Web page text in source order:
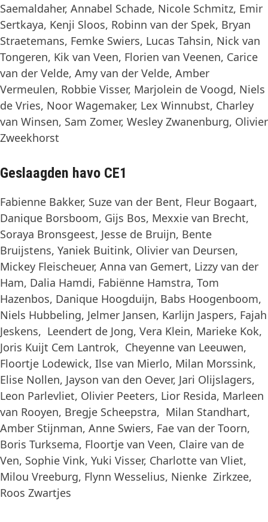
Saemaldaher, Annabel Schade, Nicole Schmitz, Emir
Sertkaya, Kenji Sloos, Robinn van der Spek, Bryan
Straetemans, Femke Swiers, Lucas Tahsin, Nick van
Tongeren, Kik van Veen, Florien van Veenen, Carice
van der Velde, Amy van der Velde, Amber
Vermeulen, Robbie Visser, Marjolein de Voogd, Niels
de Vries, Noor Wagemaker, Lex Winnubst, Charley
van Winsen, Sam Zomer, Wesley Zwanenburg, Olivier
Zweekhorst
Geslaagden havo CE1
Fabienne Bakker, Suze van der Bent, Fleur Bogaart,
Danique Borsboom, Gijs Bos, Mexxie van Brecht,
Soraya Bronsgeest, Jesse de Bruijn, Bente
Bruijstens, Yaniek Buitink, Olivier van Deursen,
Mickey Fleischeuer, Anna van Gemert, Lizzy van der
Ham, Dalia Hamdi, Fabiënne Hamstra, Tom
Hazenbos, Danique Hoogduijn, Babs Hoogenboom,
Niels Hubbeling, Jelmer Jansen, Karlijn Jaspers, Fajah
Jeskens, Leendert de Jong, Vera Klein, Marieke Kok,
Joris Kuijt Cem Lantrok, Cheyenne van Leeuwen,
Floortje Lodewick, Ilse van Mierlo, Milan Morssink,
Elise Nollen, Jayson van den Oever, Jari Olijslagers,
Leon Parlevliet, Olivier Peeters, Lior Resida, Marleen
van Rooyen, Bregje Scheepstra, Milan Standhart,
Amber Stijnman, Anne Swiers, Fae van der Toorn,
Boris Turksema, Floortje van Veen, Claire van de
Ven, Sophie Vink, Yuki Visser, Charlotte van Vliet,
Milou Vreeburg, Flynn Wesselius, Nienke Zirkzee,
Roos Zwartjes